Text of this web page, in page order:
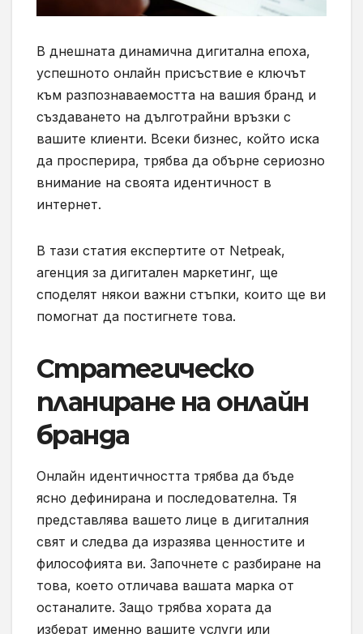
В днешната динамична дигитална епоха,
успешното онлайн присъствие е ключът
към разпознаваемостта на вашия бранд и
създаването на дълготрайни връзки с
вашите клиенти. Всеки бизнес, който иска
да просперира, трябва да обърне сериозно
внимание на своята идентичност в
интернет.
В тази статия експертите от Netpeak,
агенция за дигитален маркетинг, ще
споделят някои важни стъпки, които ще ви
помогнат да постигнете това.
Стратегическо
планиране на онлайн
бранда
Онлайн идентичността трябва да бъде
ясно дефинирана и последователна. Тя
представлява вашето лице в дигиталния
свят и следва да изразява ценностите и
философията ви. Започнете с разбиране на
това, което отличава вашата марка от
останалите. Защо трябва хората да
изберат именно вашите услуги или